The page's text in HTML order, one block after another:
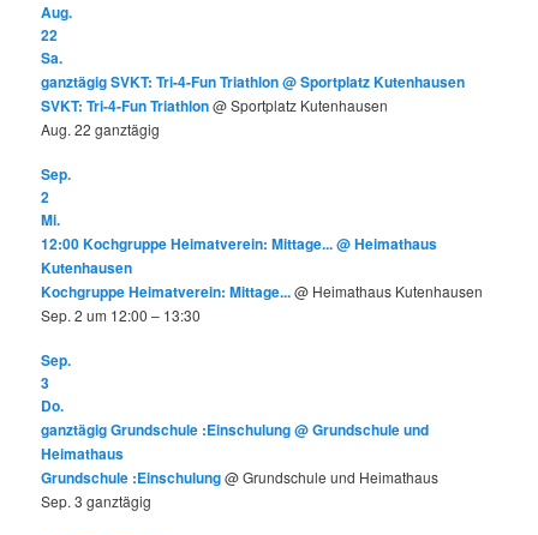
Aug.
22
Sa.
ganztägigSVKT: Tri-4-Fun Triathlon@ Sportplatz Kutenhausen
SVKT: Tri-4-Fun Triathlon@ Sportplatz Kutenhausen
Aug. 22ganztägig
Sep.
2
Mi.
12:00Kochgruppe Heimatverein: Mittage...@ Heimathaus
Kutenhausen
Kochgruppe Heimatverein: Mittage...@ Heimathaus Kutenhausen
Sep. 2 um 12:00 – 13:30
Sep.
3
Do.
ganztägigGrundschule :Einschulung@ Grundschule und
Heimathaus
Grundschule :Einschulung@ Grundschule und Heimathaus
Sep. 3ganztägig